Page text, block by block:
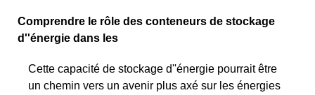
Comprendre le rôle des conteneurs de stockage
d''énergie dans les
Cette capacité de stockage d''énergie pourrait être
un chemin vers un avenir plus axé sur les énergies